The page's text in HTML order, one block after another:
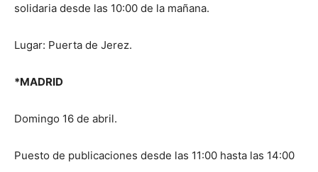
solidaria desde las 10:00 de la mañana.
Lugar: Puerta de Jerez.
*MADRID
Domingo 16 de abril.
Puesto de publicaciones desde las 11:00 hasta las 14:00